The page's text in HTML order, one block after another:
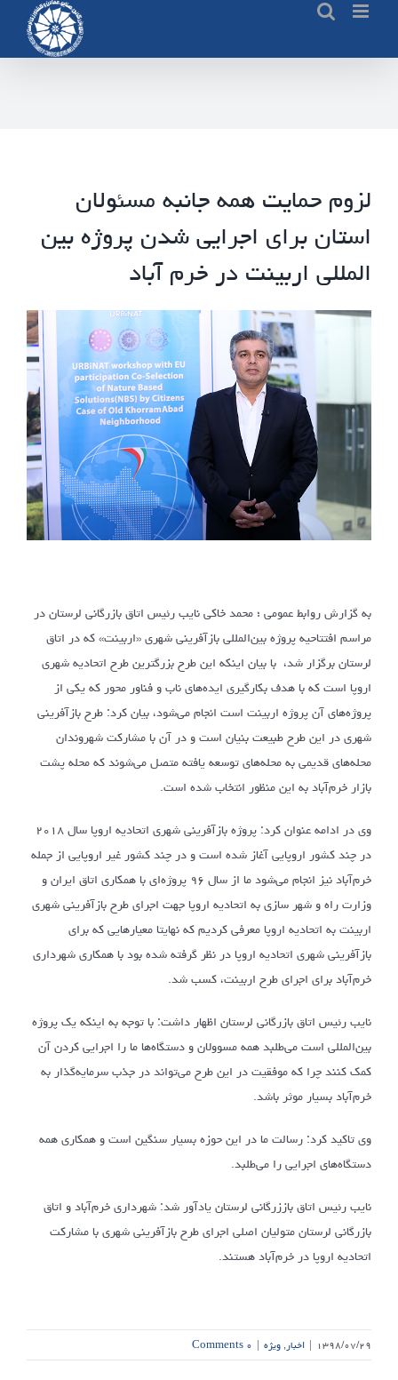
content
لزوم حمایت همه جانبه مسئولان
استان برای اجرایی شدن پروژه بین
المللی اربینت در خرم آباد
به گزارش روابط عمومی ؛ محمد خاکی نایب رئیس اتاق بازرگانی لرستان در
مراسم افتتاحیه پروژه بین‌المللی بازآفرینی شهری «اربینت» که در اتاق
لرستان برگزار شد، با بیان اینکه این طرح بزرگترین طرح اتحادیه شهری
اروپا است که با هدف بکارگیری ایده‌های ناب و فناور محور که یکی از
پروژه‌های آن پروژه اربینت است انجام می‌شود، بیان کرد: طرح بازآفرینی
شهری در این طرح طبیعت بنیان است و در آن با مشارکت شهروندان
محله‌های قدیمی به محله‌های توسعه یافته متصل می‌شوند که محله پشت
بازار خرم‌آباد به این منظور انتخاب شده است.
وی در ادامه عنوان کرد: پروژه بازآفرینی شهری اتحادیه اروپا سال ۲۰۱۸
در چند کشور اروپایی آغاز شده است و در چند کشور غیر اروپایی از جمله
خرم‌آباد نیز انجام می‌شود ما از سال ۹۶ پروژه‌‌ای با همکاری اتاق ایران و
وزارت راه و شهر سازی به اتحادیه اروپا جهت اجرای طرح بازآفرینی شهری
اربینت به اتحادیه اروپا معرفی کردیم که نهایتا معیارهایی که برای
بازآفرینی شهری اتحادیه اروپا در نظر گرفته شده بود با همکاری شهرداری
خرم‌آباد برای اجرای طرح اربینت، کسب شد.
نایب رئیس اتاق بازرگانی لرستان اظهار داشت: با توجه به اینکه یک پروژه
بین‌المللی است می‌طلبد همه مسوولان و دستگاه‌ها ما را اجرایی کردن آن
کمک کنند چرا که موفقیت در این طرح می‌تواند در جذب سرمایه‌گذار به
خرم‌آباد بسیار موثر باشد.
وی تاکید کرد: رسالت ما در این حوزه بسیار سنگین است و همکاری همه
دستگاه‌های اجرایی را می‌طلبد.
نایب رئیس اتاق باززرگانی لرستان یادآور شد: شهرداری خرم‌آباد و اتاق
بازرگانی لرستان متولیان اصلی اجرای طرح بازآفرینی شهری با مشارکت
اتحادیه اروپا در خرم‌آباد هستند.
۱۳۹۸/۰۷/۲۹ | اخبار,ویژه | ۰ Comments